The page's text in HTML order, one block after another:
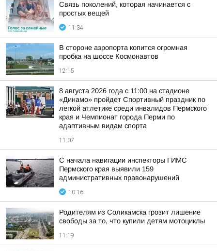
Связь поколений, которая начинается с
простых вещей
11:34
В стороне аэропорта копится огромная
пробка на шоссе Космонавтов
12:15
8 августа 2026 года с 11:00 на стадионе
«Динамо» пройдет Спортивный праздник по
легкой атлетике среди инвалидов Пермского
края и Чемпионат города Перми по
адаптивным видам спорта
11:07
С начала навигации инспекторы ГИМС
Пермского края выявили 159
административных правонарушений
10:16
Родителям из Соликамска грозит лишение
свободы за то, что купили детям мотоциклы
11:19